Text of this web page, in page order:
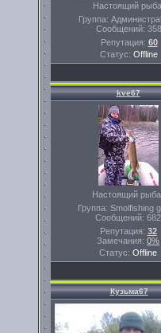
Настоящий
Группа:
Сообщений: 358
Репутация: 60
Статус: Offline
kve67
Настоящий
Группа: Smolfishing
Сообщений: 682
Репутация: 32
Замечания: 0%
Статус: Offline
Кузьма67